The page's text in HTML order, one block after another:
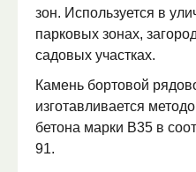
зон. Используется в
парковых зонах,
садовых участках.
Камень бортовой
изготавливается
бетона марки В35 в
91.